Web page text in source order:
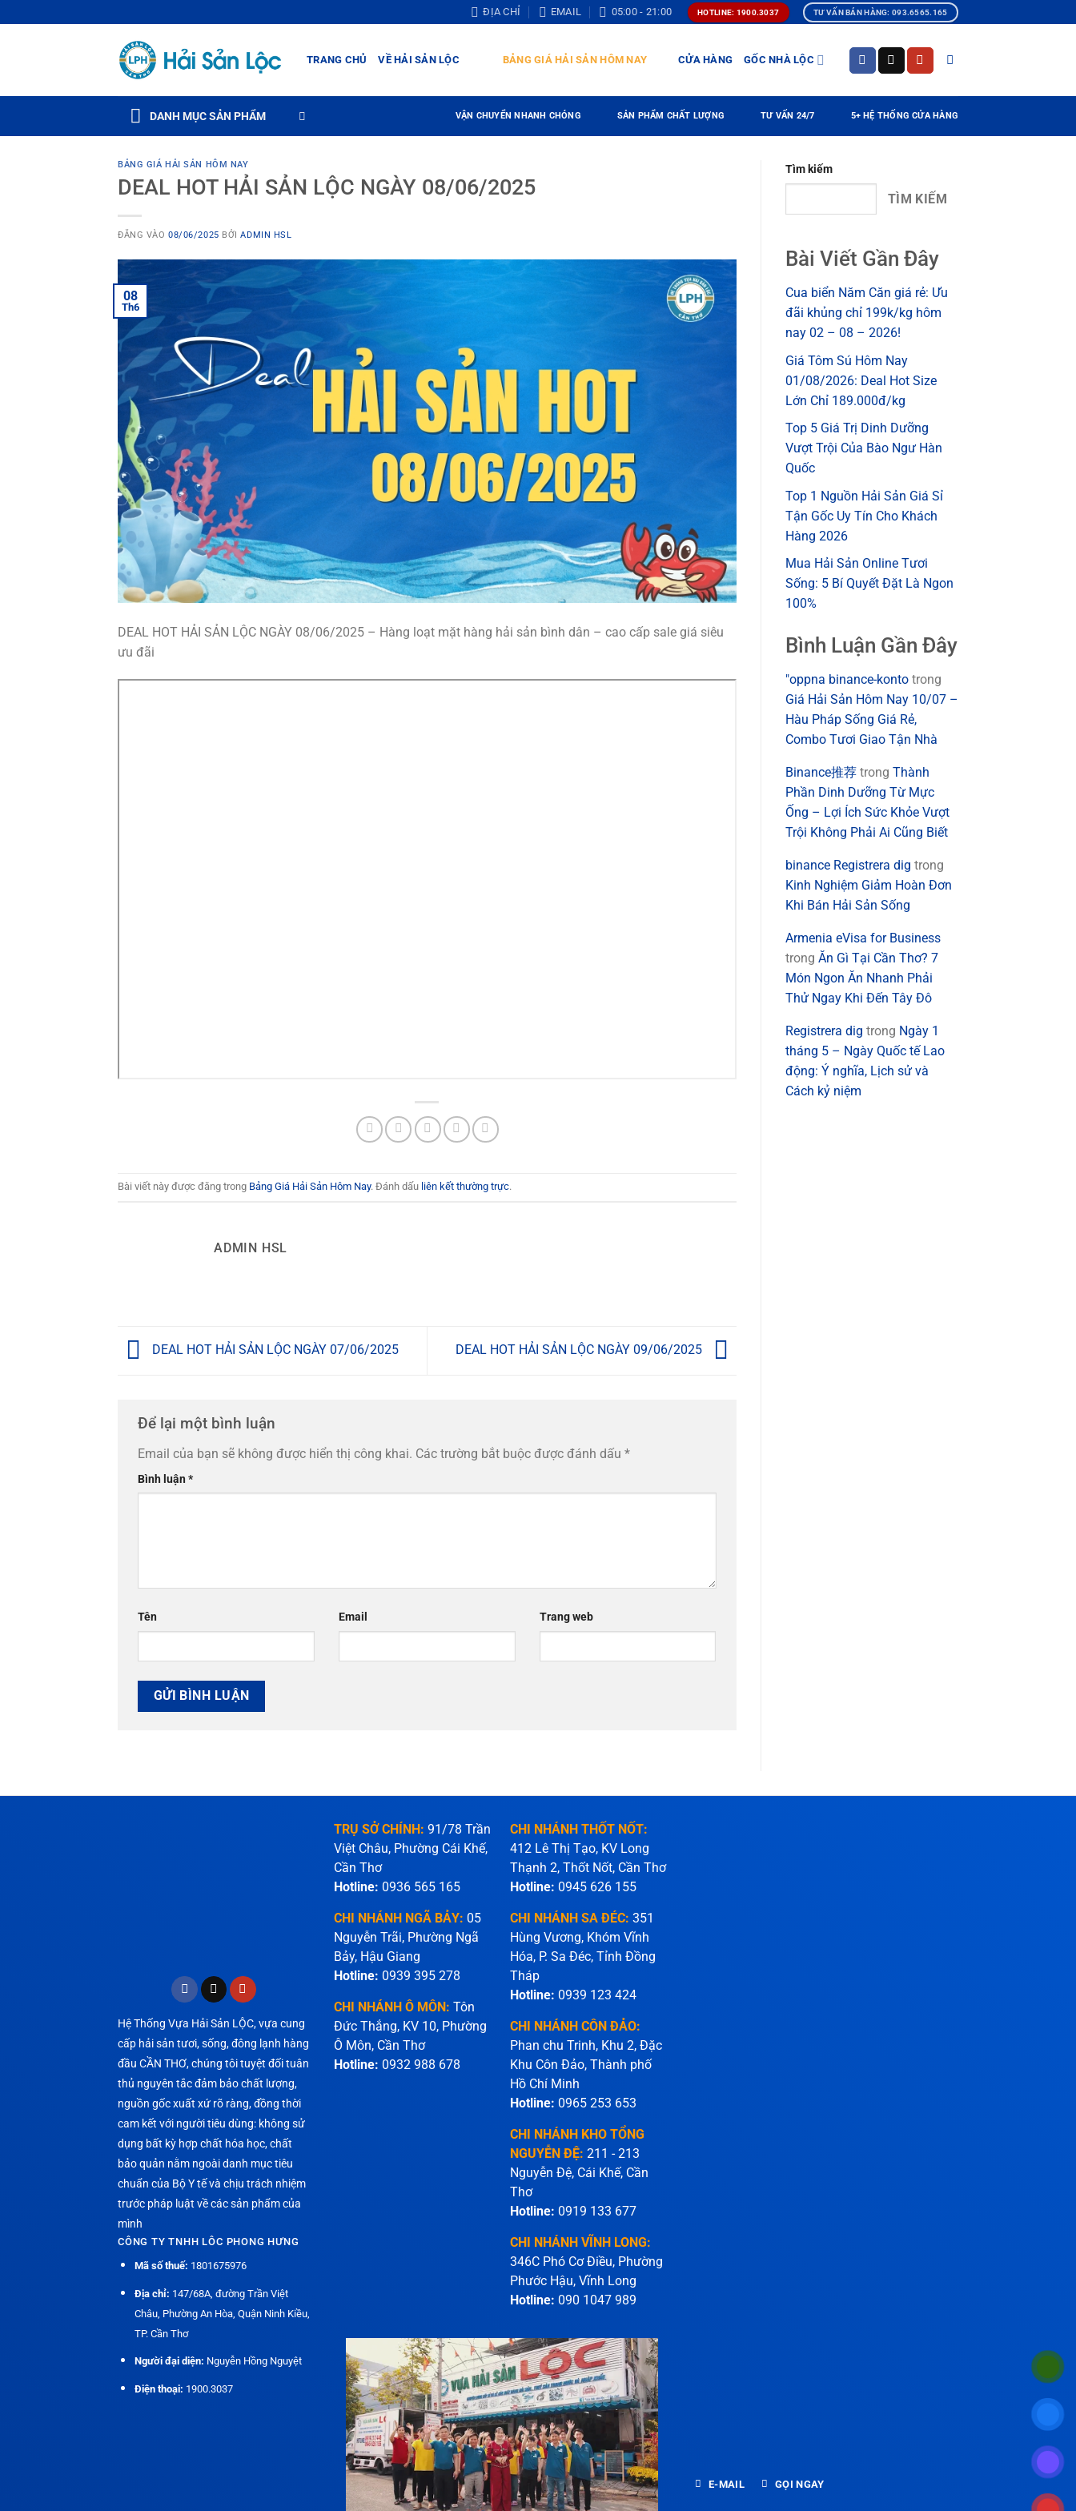
qua
ĐỊA CHỈ EMAIL 05:00 - 21:00 HOTLINE: 1900.3037 TƯ VẤN BÁN HÀNG: 093.6565.165
TRANG CHỦ VỀ HẢI SẢN LỘC BẢNG GIÁ HẢI SẢN HÔM NAY CỬA HÀNG GỐC NHÀ LỘC
DANH MỤC SẢN PHẨM VẬN CHUYỂN NHANH CHÓNG SẢN PHẨM CHẤT LƯỢNG TƯ VẤN 24/7 5+ HỆ THỐNG CỬA HÀNG
BẢNG GIÁ HẢI SẢN HÔM NAY
DEAL HOT HẢI SẢN LỘC NGÀY 08/06/2025
ĐĂNG VÀO08/06/2025 BỞIADMIN HSL
08
Th6
DEAL HOT HẢI SẢN LỘC NGÀY 08/06/2025 – Hàng loạt mặt hàng hải sản bình dân – cao cấp sale giá siêu
ưu đãi
Bài viết này được đăng trong Bảng Giá Hải Sản Hôm Nay. Đánh dấu liên kết thường trực.
ADMIN HSL
DEAL HOT HẢI SẢN LỘC NGÀY 07/06/2025 DEAL HOT HẢI SẢN LỘC NGÀY 09/06/2025
Để lại một bình luận
Email của bạn sẽ không được hiển thị công khai. Các trường bắt buộc được đánh dấu *
Bình luận*
Tên Email Trang web
Tìm kiếm
TÌM KIẾM
Bài Viết Gần Đây
Cua biển Năm Căn giá rẻ: Ưu
đãi khủng chỉ 199k/kg hôm
nay 02 – 08 – 2026!
Giá Tôm Sú Hôm Nay
01/08/2026: Deal Hot Size
Lớn Chỉ 189.000đ/kg
Top 5 Giá Trị Dinh Dưỡng
Vượt Trội Của Bào Ngư Hàn
Quốc
Top 1 Nguồn Hải Sản Giá Sỉ
Tận Gốc Uy Tín Cho Khách
Hàng 2026
Mua Hải Sản Online Tươi
Sống: 5 Bí Quyết Đặt Là Ngon
100%
Bình Luận Gần Đây
"oppna binance-kontotrong
Giá Hải Sản Hôm Nay 10/07 –
Hàu Pháp Sống Giá Rẻ,
Combo Tươi Giao Tận Nhà
Binance推荐trong Thành
Phần Dinh Dưỡng Từ Mực
Ống – Lợi Ích Sức Khỏe Vượt
Trội Không Phải Ai Cũng Biết
binance Registrera dig trong
Kinh Nghiệm Giảm Hoàn Đơn
Khi Bán Hải Sản Sống
Armenia eVisa for Business
trong Ăn Gì Tại Cần Thơ? 7
Món Ngon Ăn Nhanh Phải
Thử Ngay Khi Đến Tây Đô
Registrera dig trong Ngày 1
tháng 5 – Ngày Quốc tế Lao
động: Ý nghĩa, Lịch sử và
Cách kỷ niệm
Hệ Thống Vựa Hải Sản LỘC, vựa cung
cấp hải sản tươi, sống, đông lạnh hàng
đầu CẦN THƠ, chúng tôi tuyệt đối tuân
thủ nguyên tắc đảm bảo chất lượng,
nguồn gốc xuất xứ rõ ràng, đồng thời
cam kết với người tiêu dùng: không sử
dụng bất kỳ hợp chất hóa học, chất
bảo quản nằm ngoài danh mục tiêu
chuẩn của Bộ Y tế và chịu trách nhiệm
trước pháp luật về các sản phẩm của
mình
CÔNG TY TNHH LÔC PHONG HƯNG
Mã số thuế: 1801675976
Địa chỉ: 147/68A, đường Trần Việt
Châu, Phường An Hòa, Quận Ninh Kiều,
TP. Cần Thơ
Người đại diện: Nguyễn Hồng Nguyệt
Điện thoại: 1900.3037
TRỤ SỞ CHÍNH: 91/78 Trần
Việt Châu, Phường Cái Khế,
Cần Thơ
Hotline: 0936 565 165
CHI NHÁNH NGÃ BẢY: 05
Nguyễn Trãi, Phường Ngã
Bảy, Hậu Giang
Hotline: 0939 395 278
CHI NHÁNH Ô MÔN: Tôn
Đức Thắng, KV 10, Phường
Ô Môn, Cần Thơ
Hotline: 0932 988 678
CHI NHÁNH THỐT NỐT:
412 Lê Thị Tạo, KV Long
Thạnh 2, Thốt Nốt, Cần Thơ
Hotline: 0945 626 155
CHI NHÁNH SA ĐÉC: 351
Hùng Vương, Khóm Vĩnh
Hóa, P. Sa Đéc, Tỉnh Đồng
Tháp
Hotline: 0939 123 424
CHI NHÁNH CÔN ĐẢO:
Phan chu Trinh, Khu 2, Đặc
Khu Côn Đảo, Thành phố
Hồ Chí Minh
Hotline: 0965 253 653
CHI NHÁNH KHO TỔNG
NGUYỄN ĐỆ: 211 - 213
Nguyễn Đệ, Cái Khế, Cần
Thơ
Hotline: 0919 133 677
CHI NHÁNH VĨNH LONG:
346C Phó Cơ Điều, Phường
Phước Hậu, Vĩnh Long
Hotline: 090 1047 989
E-MAIL GỌI NGAY